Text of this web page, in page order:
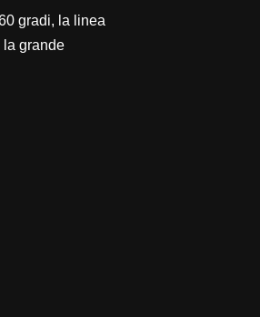
gradi, la linea
la grande